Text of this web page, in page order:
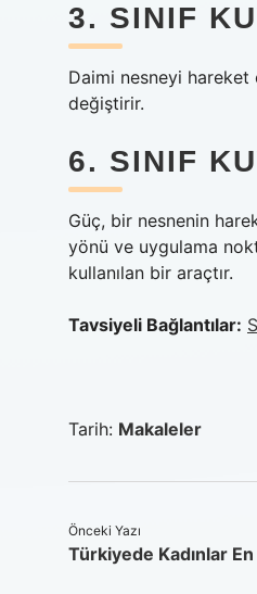
3. SINIF
Daimi nesneyi hareket
değiştirir.
6. SINIF
Güç, bir nesnenin
yönü ve uygulama
kullanılan bir araçtır.
Tavsiyeli Bağlantılar:
Tarih: Makaleler
Önceki Yazı
Türkiyede Kadınlar